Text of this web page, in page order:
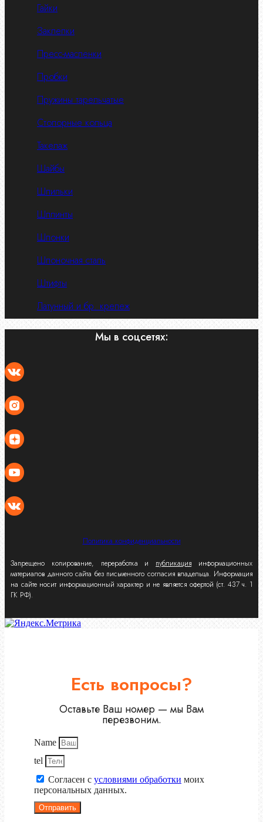
Гайки
Заклепки
Пресс-масленки
Пробки
Пружины тарельчатые
Стопорные кольца
Такелаж
Шайбы
Шпильки
Шплинты
Шпонки
Шпоночная сталь
Штифты
Латунный и бр. крепеж
Мы в соцсетях:
Политика конфиденциальности
Запрещено копирование, переработка и публикация информационных
материалов данного сайта без письменного согласия владельца. Информация
на сайте носит информационный характер и не является офертой (ст. 437 ч. 1
ГК РФ).
Есть вопросы?
Оставьте Ваш номер — мы Вам
перезвоним.
Name
tel
Согласен с условиями обработки моих
персональных данных.
Отправить